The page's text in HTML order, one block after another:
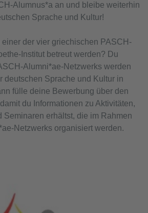
Alumnus*a an und bleibe weiterhin
Sprache und Kultur!
einer der vier griechischen PASCH-
Institut betreut werden? Du
Alumni*ae-Netzwerks werden
deutschen Sprache und Kultur in
fülle deine Bewerbung über den
du Informationen zu Aktivitäten,
Seminaren erhältst, die im Rahmen
Netzwerks organisiert werden.